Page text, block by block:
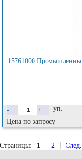
15761000
- +
уп.
Цена по запросу
Страницы: 1 2 След.